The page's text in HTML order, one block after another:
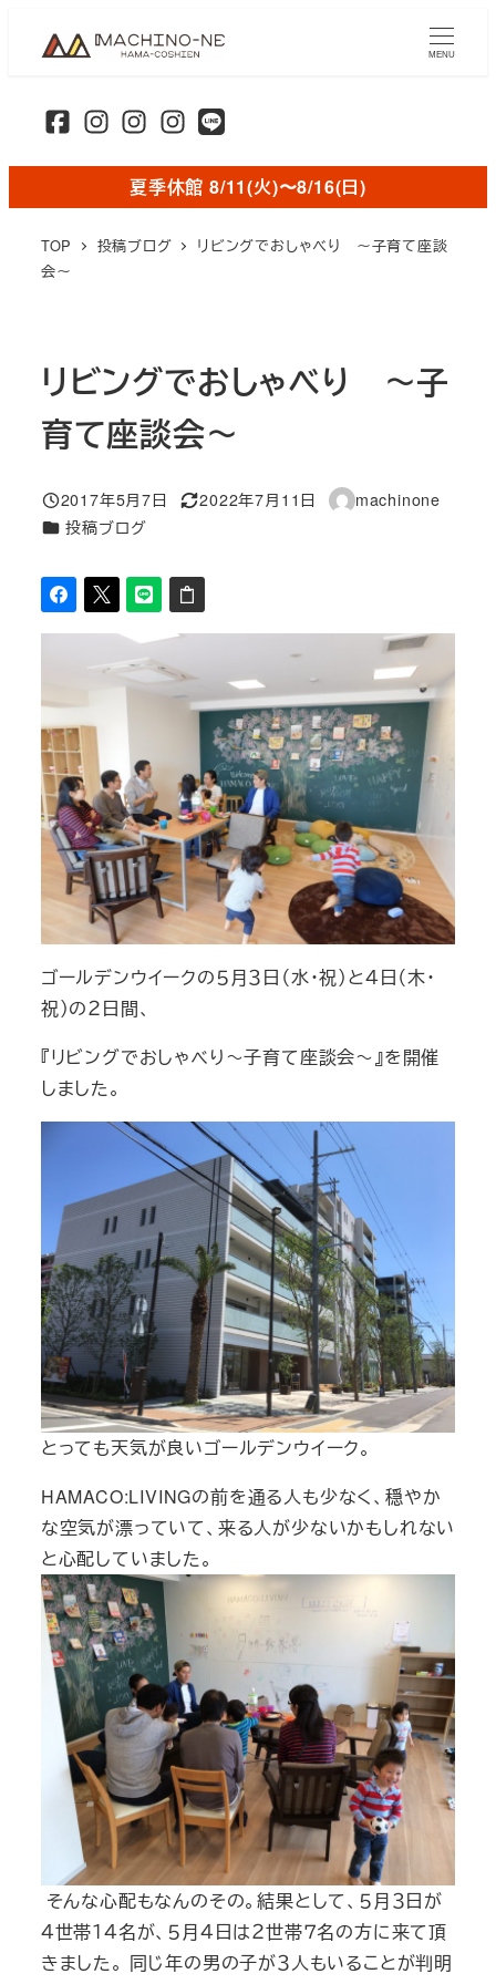
ン
MENU
夏季休館 8/11(火)〜8/16(日)
TOP 投稿ブログ
リビングでおしゃべり ～子育て座談
会～
リビングでおしゃべり ～子
育て座談会～
投稿日
2017年5月7日
更新日
2022年7月11日
著
machinone
カテゴリー
投稿ブログ
ゴールデンウイークの５月３日（水・祝）と４日（木・
祝）の２日間、
『リビングでおしゃべり～子育て座談会～』を開催
しました。
とっても天気が良いゴールデンウイーク。
HAMACO:LIVINGの前を通る人も少なく、穏やか
な空気が漂っていて、来る人が少ないかもしれない
と心配していました。
そんな心配もなんのその。結果として、５月３日が
４世帯１４名が、５月４日は２世帯７名の方に来て頂
きました。 同じ年の男の子が３人もいることが判明